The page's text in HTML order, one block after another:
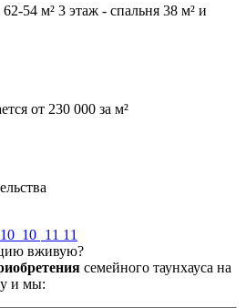
54 м² 3 этаж - спальня 38 м² и
от 230 000 за м²
10 10 11 11
вживую?
семейного таунхауса на
и мы: